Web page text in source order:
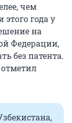
чем
года у
на
Федерации,
без патента.